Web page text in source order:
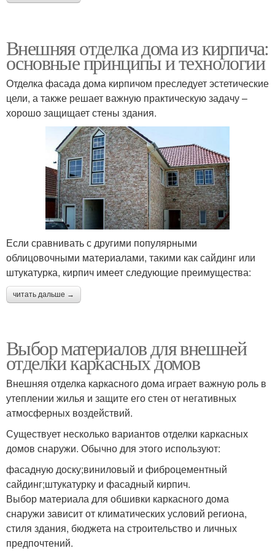
Внешняя отделка дома из кирпича:
основные принципы и технологии
Отделка фасада дома кирпичом преследует эстетические
цели, а также решает важную практическую задачу –
хорошо защищает стены здания.
Если сравнивать с другими популярными
облицовочными материалами, такими как сайдинг или
штукатурка, кирпич имеет следующие преимущества:
читать дальше →
Выбор материалов для внешней
отделки каркасных домов
Внешняя отделка каркасного дома играет важную роль в
утеплении жилья и защите его стен от негативных
атмосферных воздействий.
Существует несколько вариантов отделки каркасных
домов снаружи. Обычно для этого используют:
фасадную доску;виниловый и фиброцементный
сайдинг;штукатурку и фасадный кирпич.
Выбор материала для обшивки каркасного дома
снаружи зависит от климатических условий региона,
стиля здания, бюджета на строительство и личных
предпочтений.